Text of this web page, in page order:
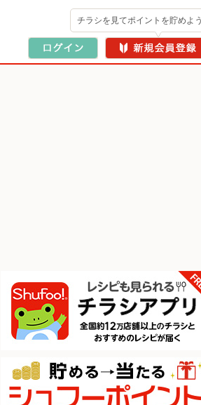
チラシを見てポイントを貯めよう